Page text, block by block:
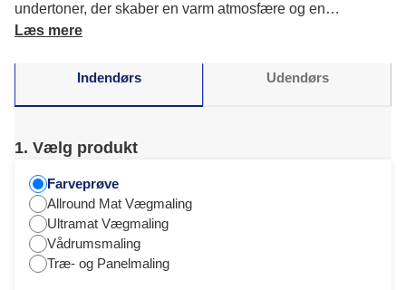
undertoner, der skaber en varm atmosfære og en
indbydende følelse, som giver dig mulighed for at indrette
karakter og matchende farver.
Læs mere
Indendørs Udendørs
1. Vælg produkt
Farveprøve
Allround Mat Vægmaling
Ultramat Vægmaling
Vådrumsmaling
Træ- og Panelmaling